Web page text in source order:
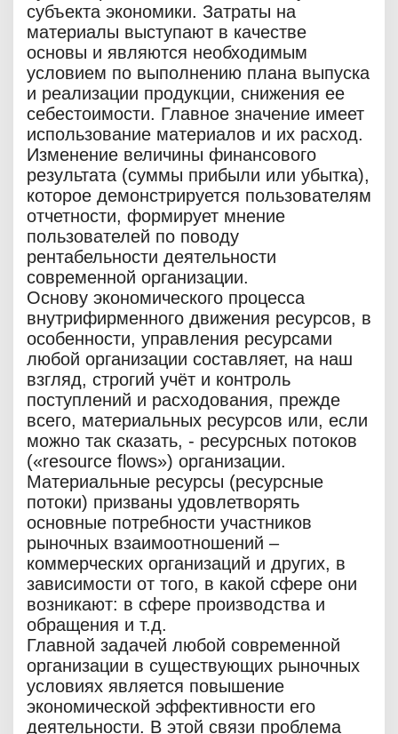
субъекта экономики. Затраты на
материалы выступают в качестве
основы и являются необходимым
условием по выполнению плана выпуска
и реализации продукции, снижения ее
себестоимости. Главное значение имеет
использование материалов и их расход.
Изменение величины финансового
результата (суммы прибыли или убытка),
которое демонстрируется пользователям
отчетности, формирует мнение
пользователей по поводу
рентабельности деятельности
современной организации.
Основу экономического процесса
внутрифирменного движения ресурсов, в
особенности, управления ресурсами
любой организации составляет, на наш
взгляд, строгий учёт и контроль
поступлений и расходования, прежде
всего, материальных ресурсов или, если
можно так сказать, - ресурсных потоков
(«resource flows») организации.
Материальные ресурсы (ресурсные
потоки) призваны удовлетворять
основные потребности участников
рыночных взаимоотношений –
коммерческих организаций и других, в
зависимости от того, в какой сфере они
возникают: в сфере производства и
обращения и т.д.
Главной задачей любой современной
организации в существующих рыночных
условиях является повышение
экономической эффективности его
деятельности. В этой связи проблема